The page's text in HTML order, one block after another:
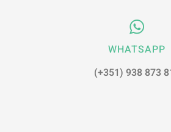
WHATSAPP
(+351) 938 873